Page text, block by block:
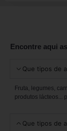
Encontre aqui
Que tipos de
Fruta, legumes,
produtos lácteos...
Que tipos de